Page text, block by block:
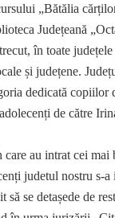
„Bătălia
Județeană
în toate
și județene.
dedicată copiilor
de către
care au intrat cei
judetul nostru s-
să se detașede de